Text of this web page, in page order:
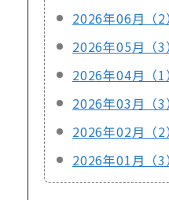
2026年06月（2）
2026年05月（3）
2026年04月（1）
2026年03月（3）
2026年02月（2）
2026年01月（3）